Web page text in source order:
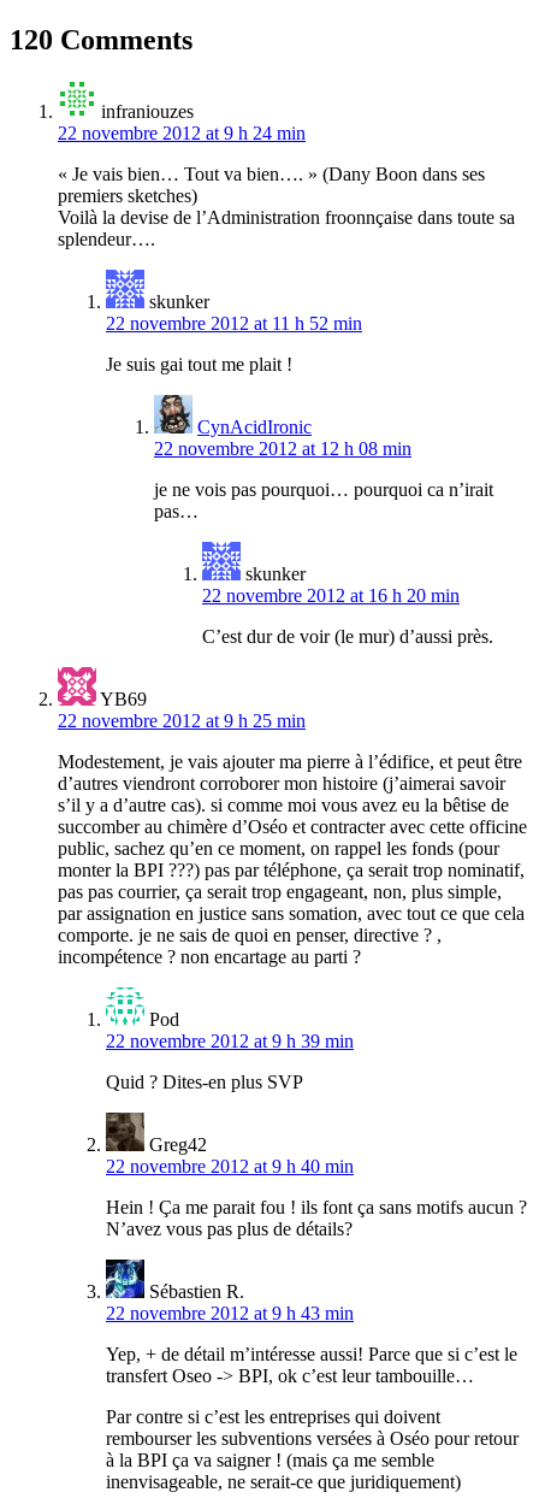
120 Comments
infraniouzes
22 novembre 2012 at 9 h 24 min
« Je vais bien… Tout va bien…. » (Dany Boon dans ses
premiers sketches)
Voilà la devise de l’Administration froonnçaise dans toute sa
splendeur….
skunker
22 novembre 2012 at 11 h 52 min
Je suis gai tout me plait !
CynAcidIronic
22 novembre 2012 at 12 h 08 min
je ne vois pas pourquoi… pourquoi ca n’irait
pas…
skunker
22 novembre 2012 at 16 h 20 min
C’est dur de voir (le mur) d’aussi près.
YB69
22 novembre 2012 at 9 h 25 min
Modestement, je vais ajouter ma pierre à l’édifice, et peut être
d’autres viendront corroborer mon histoire (j’aimerai savoir
s’il y a d’autre cas). si comme moi vous avez eu la bêtise de
succomber au chimère d’Oséo et contracter avec cette officine
public, sachez qu’en ce moment, on rappel les fonds (pour
monter la BPI ???) pas par téléphone, ça serait trop nominatif,
pas pas courrier, ça serait trop engageant, non, plus simple,
par assignation en justice sans somation, avec tout ce que cela
comporte. je ne sais de quoi en penser, directive ? ,
incompétence ? non encartage au parti ?
Pod
22 novembre 2012 at 9 h 39 min
Quid ? Dites-en plus SVP
Greg42
22 novembre 2012 at 9 h 40 min
Hein ! Ça me parait fou ! ils font ça sans motifs aucun ?
N’avez vous pas plus de détails?
Sébastien R.
22 novembre 2012 at 9 h 43 min
Yep, + de détail m’intéresse aussi! Parce que si c’est le
transfert Oseo -> BPI, ok c’est leur tambouille…
Par contre si c’est les entreprises qui doivent
rembourser les subventions versées à Oséo pour retour
à la BPI ça va saigner ! (mais ça me semble
inenvisageable, ne serait-ce que juridiquement)